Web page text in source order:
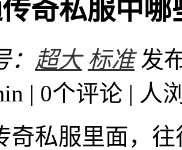
奇私服中
超大 标准 发
| 0个评论 | 人
奇私服里面，